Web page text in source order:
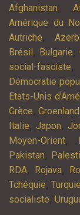
Afghanistan,
Amérique du
Autriche,
Brésil , Bulgarie,
social-fasciste,
Démocratie
Etats-Unis
Grèce, Groenland
Italie, Japon,
Moyen-Orient,
Pakistan,
RDA, Rojava,
Tchéquie,Turquie
socialiste,